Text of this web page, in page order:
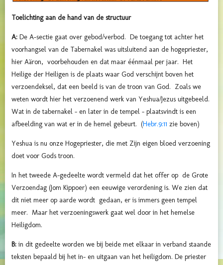
Toelichting aan de hand van de structuur
A: De A-sectie gaat over gebod/verbod. De toegang tot achter het
voorhangsel van de Tabernakel was uitsluitend aan de hogepriester,
hier Aäron, voorbehouden en dat maar éénmaal per jaar. Het
Heilige der Heiligen is de plaats waar God verschijnt boven het
verzoendeksel, dat een beeld is van de troon van God. Zoals we
weten wordt hier het verzoenend werk van Yeshua/Jezus uitgebeeld.
Wat in de tabernakel – en later in de tempel – plaatsvindt is een
afbeelding van wat er in de hemel gebeurt. (Hebr.9:11 zie boven)
Yeshua is nu onze Hogepriester, die met Zijn eigen bloed verzoening
doet voor Gods troon.
In het tweede A-gedeelte wordt vermeld dat het offer op de Grote
Verzoendag (Jom Kippoer) een eeuwige verordening is. We zien dat
dit niet meer op aarde wordt gedaan, er is immers geen tempel
meer. Maar het verzoeningswerk gaat wel door in het hemelse
Heiligdom.
B: in dit gedeelte worden we bij beide met elkaar in verband staande
teksten bepaald bij het in- en uitgaan van het heiligdom. De priester